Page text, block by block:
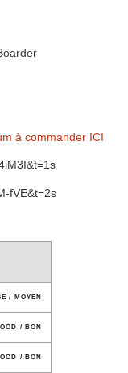
à commander ICI
fVE&t=2s
/ MOYEN
/ BON
/ BON